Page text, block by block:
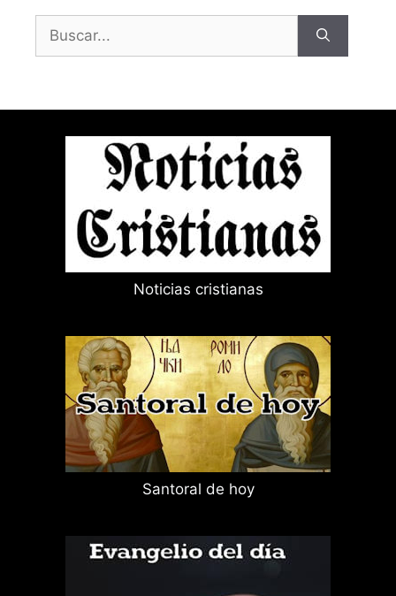
Noticias cristianas
Santoral de hoy